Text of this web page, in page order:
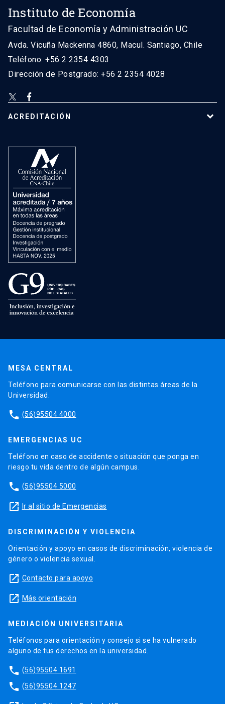
Instituto de Economía
Facultad de Economía y Administración UC
Avda. Vicuña Mackenna 4860, Macul. Santiago, Chile
Teléfono: +56 2 2354 4303
Dirección de Postgrado: +56 2 2354 4028
ACREDITACIÓN
MESA CENTRAL
Teléfono para comunicarse con las distintas áreas de la
Universidad.
phone (56)95504 4000
EMERGENCIAS UC
Teléfono en caso de accidente o situación que ponga en
riesgo tu vida dentro de algún campus.
phone (56)95504 5000
launch Ir al sitio de Emergencias
DISCRIMINACIÓN Y VIOLENCIA
Orientación y apoyo en casos de discriminación, violencia de
género o violencia sexual.
launch Contacto para apoyo
launch Más orientación
MEDIACIÓN UNIVERSITARIA
Teléfonos para orientación y consejo si se ha vulnerado
alguno de tus derechos en la universidad.
phone (56)95504 1691
phone (56)95504 1247